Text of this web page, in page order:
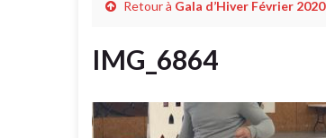
Retour à Gala d’Hiver Février 2020
IMG_6864